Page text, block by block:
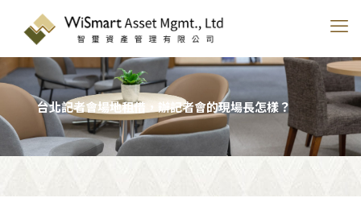
台北記者會場地租借，辦記者會的現場長怎樣？